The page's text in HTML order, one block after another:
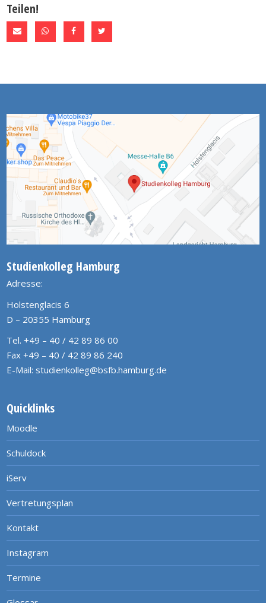
Teilen!
Studienkolleg Hamburg
Adresse:
Holstenglacis 6
D – 20355 Hamburg
Tel. +49 – 40 / 42 89 86 00
Fax +49 – 40 / 42 89 86 240
E-Mail: studienkolleg@bsfb.hamburg.de
Quicklinks
Moodle
Schuldock
iServ
Vertretungsplan
Kontakt
Instagram
Termine